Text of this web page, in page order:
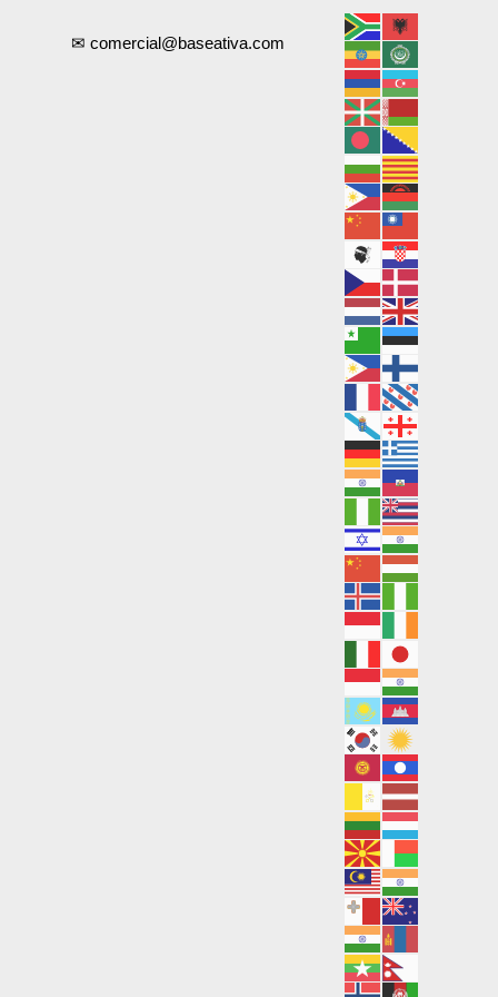
✉ comercial@baseativa.com